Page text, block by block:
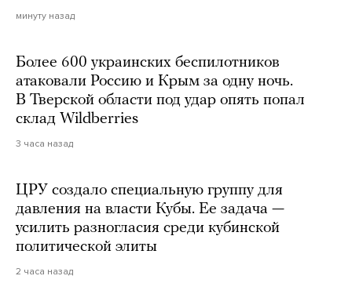
минуту назад
Более 600 украинских беспилотников
атаковали Россию и Крым за одну ночь.
В Тверской области под удар опять попал
склад Wildberries
3 часа назад
ЦРУ создало специальную группу для
давления на власти Кубы. Ее задача —
усилить разногласия среди кубинской
политической элиты
2 часа назад